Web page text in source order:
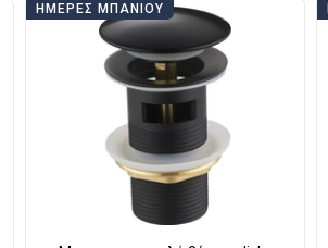
ΗΜΈΡΕΣ ΜΠΆΝΙΟΥ